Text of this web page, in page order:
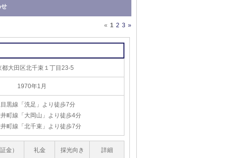
« 1 2 3 »
都大田区北千束１丁目23-5
1970年1月
黒線「洗足」より徒歩7分
町線「大岡山」より徒歩4分
町線「北千束」より徒歩7分
金） 礼金 採光向き 詳細